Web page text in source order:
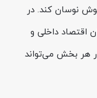
نوسان کند. در
اقتصاد داخلی و
هر بخش می‌تواند